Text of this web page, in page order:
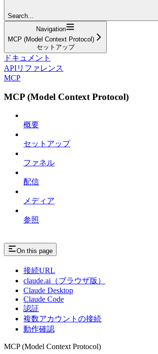
Search...
Navigation
MCP (Model Context Protocol)
セットアップ
ドキュメント
APIリファレンス
MCP
MCP (Model Context Protocol)
概要
セットアップ
ファネル
配信
メディア
参照
On this page
接続URL
claude.ai（ブラウザ版）
Claude Desktop
Claude Code
認証
複数アカウントの接続
動作確認
MCP (Model Context Protocol)